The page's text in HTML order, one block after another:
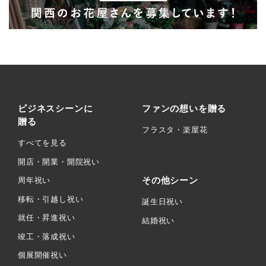
ビジネスシーンに
贈る
すべてを見る
開店・開業・開院祝い
周年祝い
移転・引越し祝い
就任・昇進祝い
竣工・落成祝い
個展開催祝い
ファンの想いを贈る
フラスタ・楽屋花
その他シーン
誕生日祝い
結婚祝い